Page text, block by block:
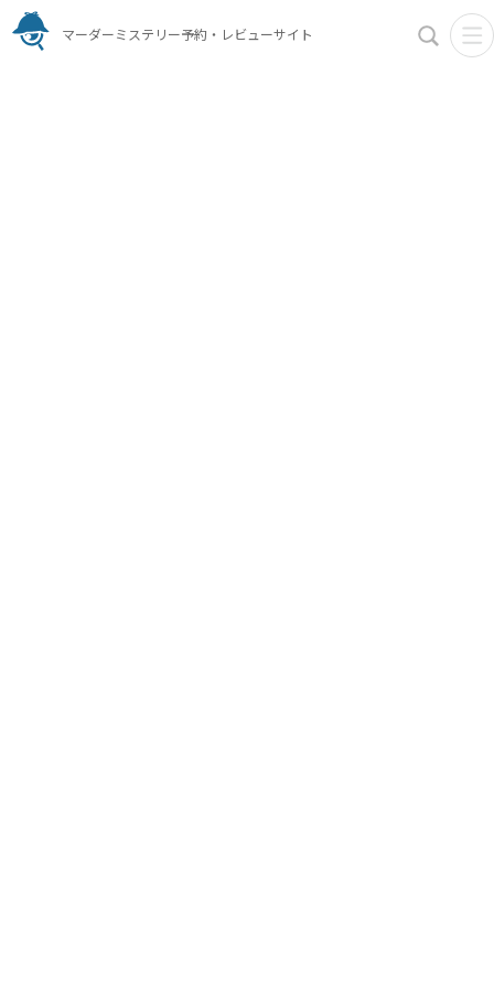
マーダーミステリー予約・レビューサイト